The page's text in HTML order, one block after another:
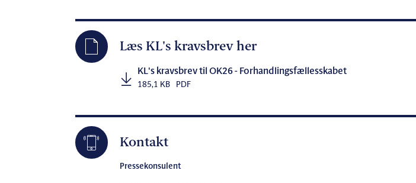
Læs KL's kravsbrev her
KL's kravsbrev til OK26 - Forhandlingsfællesskabet
185,1 KB PDF
Kontakt
Pressekonsulent